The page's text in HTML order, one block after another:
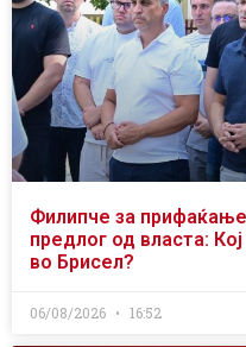
Филипче за
предлог од власта:
во Брисел?
06/08/2026 16:52